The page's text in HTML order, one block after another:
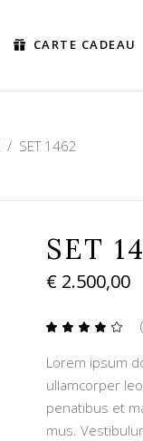
CARTE CADEAU
/ SET 1462
SET
€ 2.500,00
5
sur
1
client
(
Lorem ipsum
ullamcorper
penatibus et
mus.